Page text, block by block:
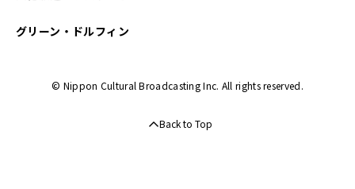
グリーン・ドルフィン
© Nippon Cultural Broadcasting Inc. All rights reserved.
Back to Top